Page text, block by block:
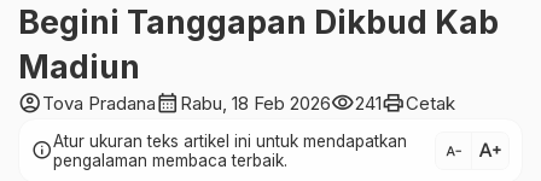
Begini Tanggapan Dikbud Kab
Madiun
account_circleTova Pradanacalendar_month Rabu, 18 Feb 2026visibility241printCetak
infoAtur ukuran teks artikel ini untuk mendapatkan
pengalaman membaca terbaik.
text_decrease text_increase